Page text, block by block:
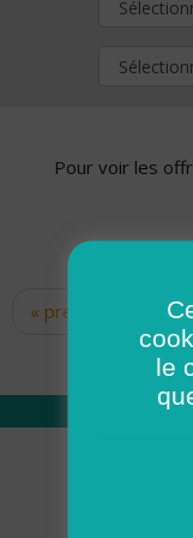
Pour voir les
Pages
« premier ‹
14
le